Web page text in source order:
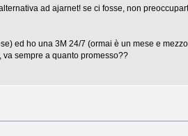
ad ajarnet! se ci fosse, non
ed ho una 3M 24/7 (ormai è un mese e
sempre a quanto promesso??